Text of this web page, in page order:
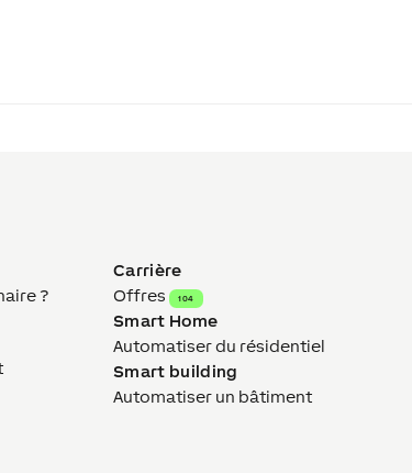
?
Carrière
Offres
104
Smart Home
Automatiser du résidentiel
Smart building
Automatiser un bâtiment